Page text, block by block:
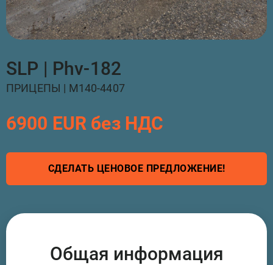
SLP | Phv-182
ПРИЦЕПЫ | M140-4407
6900 EUR без НДС
СДЕЛАТЬ ЦЕНОВОЕ ПРЕДЛОЖЕНИЕ!
Общая информация